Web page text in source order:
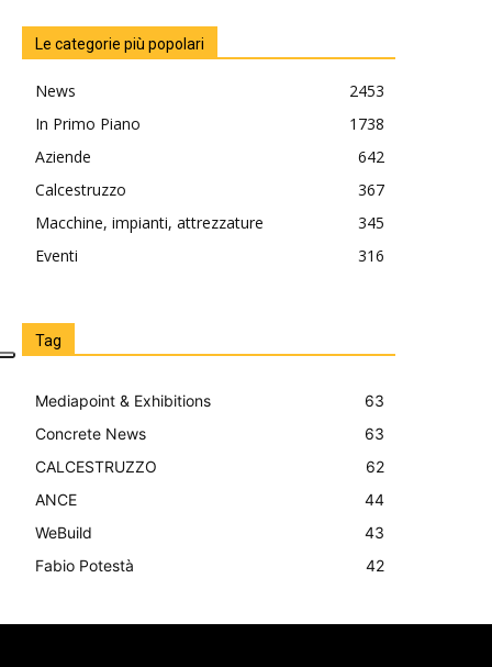
Le categorie più popolari
News
2453
In Primo Piano
1738
Aziende
642
Calcestruzzo
367
Macchine, impianti, attrezzature
345
Eventi
316
Tag
Mediapoint & Exhibitions
63
Concrete News
63
CALCESTRUZZO
62
ANCE
44
WeBuild
43
Fabio Potestà
42